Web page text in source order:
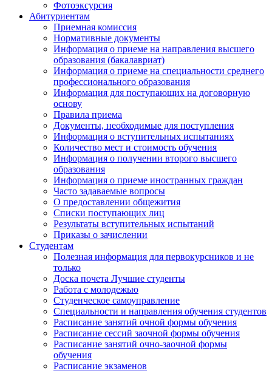
Фотоэксурсия
Абитуриентам
Приемная комиссия
Нормативные документы
Информация о приеме на направления высшего
образования (бакалавриат)
Информация о приеме на специальности среднего
профессионального образования
Информация для поступающих на договорную
основу
Правила приема
Документы, необходимые для поступления
Информация о вступительных испытаниях
Количество мест и стоимость обучения
Информация о получении второго высшего
образования
Информация о приеме иностранных граждан
Часто задаваемые вопросы
О предоставлении общежития
Списки поступающих лиц
Результаты вступительных испытаний
Приказы о зачислении
Студентам
Полезная информация для первокурсников и не
только
Доска почета Лучшие студенты
Работа с молодежью
Студенческое самоуправление
Специальности и направления обучения студентов
Расписание занятий очной формы обучения
Расписание сессий заочной формы обучения
Расписание занятий очно-заочной формы
обучения
Расписание экзаменов